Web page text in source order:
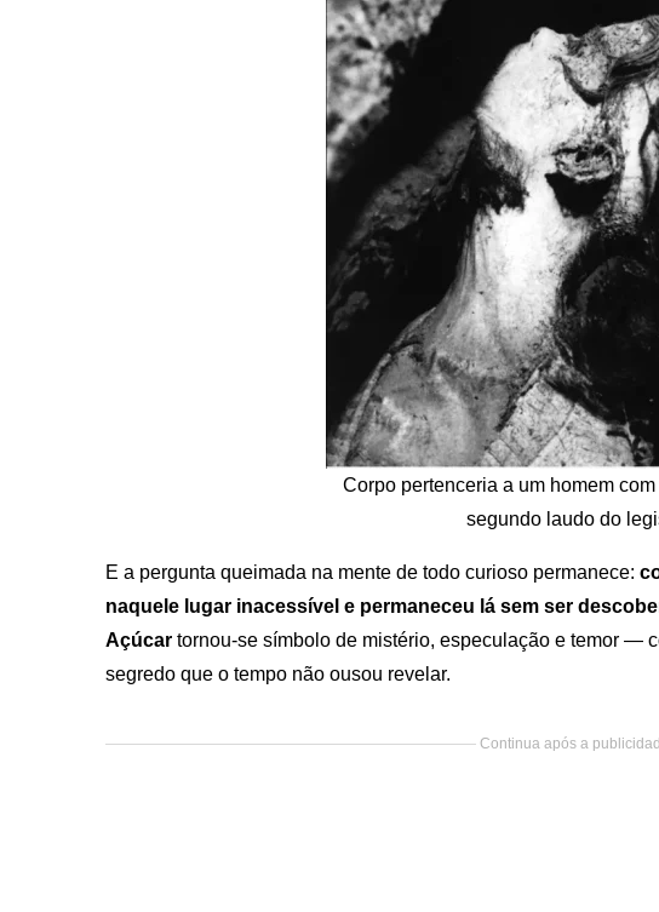
Corpo pertenceria a um homem
segundo laudo do
E a pergunta queimada na mente de todo curioso permanece:
naquele lugar inacessível e permaneceu lá sem ser
Açúcar tornou-se símbolo de mistério, especulação e temor —
segredo que o tempo não ousou revelar.
Continua após a